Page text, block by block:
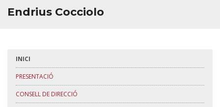
Endrius Cocciolo
INICI
PRESENTACIÓ
CONSELL DE DIRECCIÓ